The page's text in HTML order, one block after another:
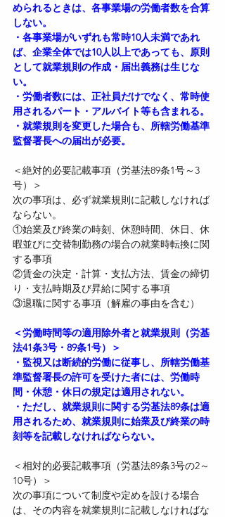
められるときは、各事業場の労働者数を合算
しない。
・各事業場がいずれも常時10人未満であれ
ば、企業全体では10人以上であっても、原則
として就業規則の作成・届出義務は生じな
い。
・労働者数には、正社員だけでなく、常時使
用されるパート・アルバイト等も含まれる。
・就業規則を変更した場合も、所轄労働基準
監督署長への届出が必要。
＜絶対的必要記載事項（労基法89条1号～3
号）＞
次の事項は、必ず就業規則に記載しなければ
ならない。
①始業及び終業の時刻、休憩時間、休日、休
暇並びに交替制勤務の場合の就業時転換に関
する事項
②賃金の決定・計算・支払方法、賃金の締切
り・支払時期及び昇給に関する事項
③退職に関する事項（解雇の事由を含む）
＜労働時間等の適用除外者と就業規則（労基
法41条3号・89条1号）＞
・監視又は断続的労働に従事し、所轄労働基
準監督署長の許可を受けた者には、労働時
間・休憩・休日の規定は適用されない。
・ただし、就業規則に関する労基法89条は適
用されるため、就業規則に始業及び終業の時
刻等を記載しなければならない。
＜相対的必要記載事項（労基法89条3号の2～
10号）＞
次の事項について制度や定めを設ける場合
は、その内容を就業規則に記載しなければな